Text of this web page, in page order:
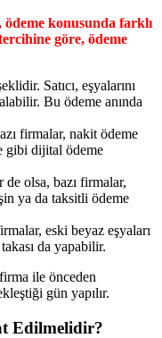
konusunda farklı
göre, ödeme
Satıcı, eşyalarını
Bu ödeme anında
firmalar, nakit ödeme
gibi dijital ödeme
de olsa, bazı firmalar,
ya da taksitli ödeme
eski beyaz eşyaları
da yapabilir.
ile önceden
gün yapılır.
Edilmelidir?